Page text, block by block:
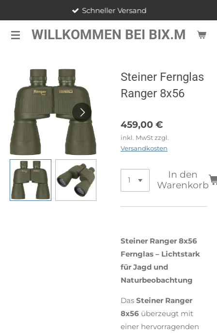
springenWILLKOMMEN BEI BIX.M
Schneller Versand
Steiner Fernglas
Ranger 8x56
459,00 €
inkl. MwSt zzgl.
Versandkosten
In den
Warenkorb
Steiner Ranger 8x56
Fernglas – Lichtstark
für Jagd und
Naturbeobachtung
Das Steiner Ranger
8x56 überzeugt mit
einer hervorragenden